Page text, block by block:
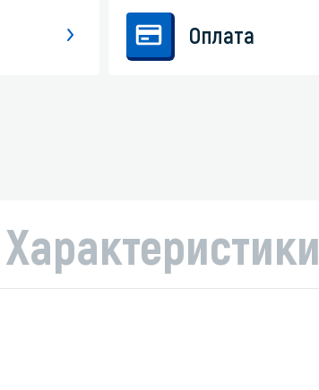
Оплата
Характеристики